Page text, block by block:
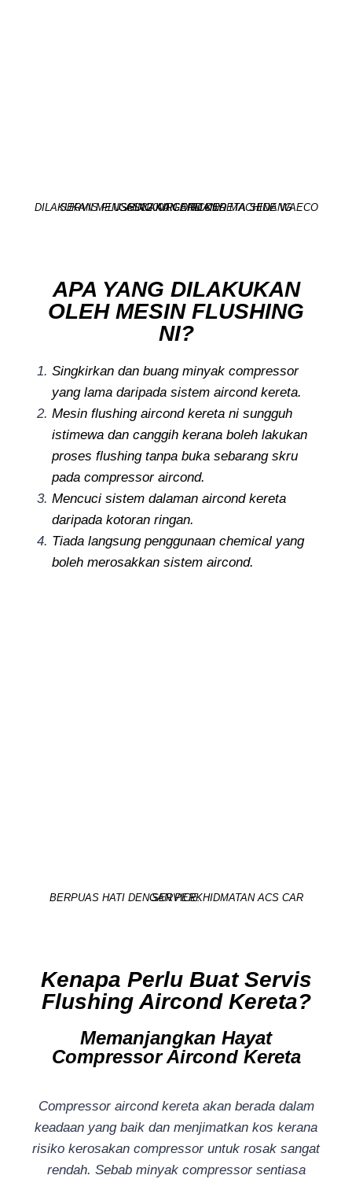
SERVIS FLUSHING AIRCOND KERETA SEDANG DILAKUKAN MENGGUNAKAN AIRCOND MACHINE WAECO ASC2000 GERMANY.
APA YANG DILAKUKAN
OLEH MESIN FLUSHING
NI?
Singkirkan dan buang minyak compressor
yang lama daripada sistem aircond kereta.
Mesin flushing aircond kereta ni sungguh
istimewa dan canggih kerana boleh lakukan
proses flushing tanpa buka sebarang skru
pada compressor aircond.
Mencuci sistem dalaman aircond kereta
daripada kotoran ringan.
Tiada langsung penggunaan chemical yang
boleh merosakkan sistem aircond.
BERPUAS HATI DENGAN PERKHIDMATAN ACS CAR SERVICE.
Kenapa Perlu Buat Servis
Flushing Aircond Kereta?
Memanjangkan Hayat
Compressor Aircond Kereta
Compressor aircond kereta akan berada dalam
keadaan yang baik dan menjimatkan kos kerana
risiko kerosakan compressor untuk rosak sangat
rendah. Sebab minyak compressor sentiasa